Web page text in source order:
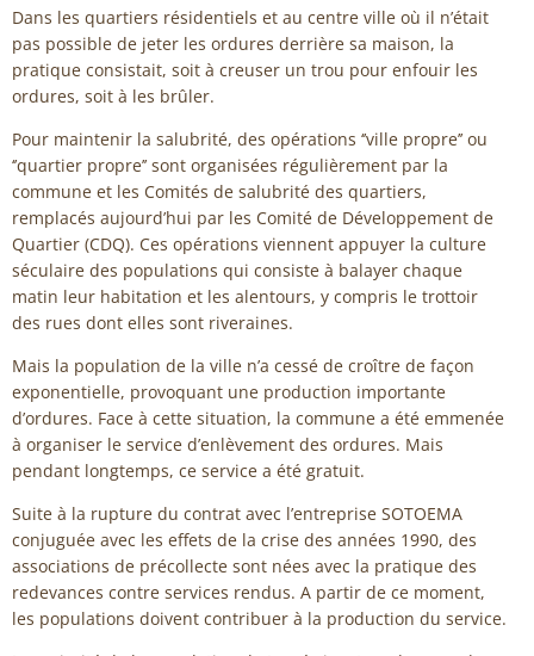
Dans les quartiers résidentiels et au centre ville où il n’était
pas possible de jeter les ordures derrière sa maison, la
pratique consistait, soit à creuser un trou pour enfouir les
ordures, soit à les brûler.
Pour maintenir la salubrité, des opérations ‘’ville propre’’ ou
‘’quartier propre’’ sont organisées régulièrement par la
commune et les Comités de salubrité des quartiers,
remplacés aujourd’hui par les Comité de Développement de
Quartier (CDQ). Ces opérations viennent appuyer la culture
séculaire des populations qui consiste à balayer chaque
matin leur habitation et les alentours, y compris le trottoir
des rues dont elles sont riveraines.
Mais la population de la ville n’a cessé de croître de façon
exponentielle, provoquant une production importante
d’ordures. Face à cette situation, la commune a été emmenée
à organiser le service d’enlèvement des ordures. Mais
pendant longtemps, ce service a été gratuit.
Suite à la rupture du contrat avec l’entreprise SOTOEMA
conjuguée avec les effets de la crise des années 1990, des
associations de précollecte sont nées avec la pratique des
redevances contre services rendus. A partir de ce moment,
les populations doivent contribuer à la production du service.